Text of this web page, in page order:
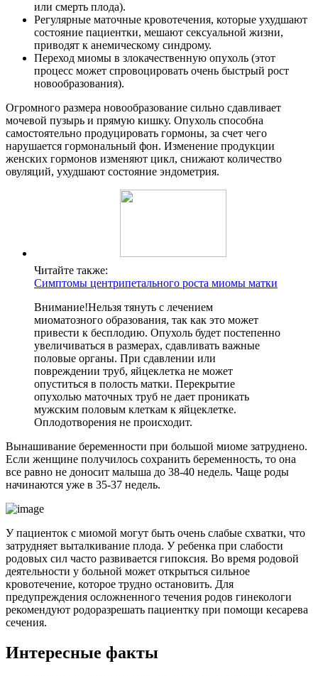
или смерть плода).
Регулярные маточные кровотечения, которые ухудшают
состояние пациентки, мешают сексуальной жизни,
приводят к анемическому синдрому.
Переход миомы в злокачественную опухоль (этот
процесс может спровоцировать очень быстрый рост
новообразования).
Огромного размера новообразование сильно сдавливает
мочевой пузырь и прямую кишку. Опухоль способна
самостоятельно продуцировать гормоны, за счет чего
нарушается гормональный фон. Изменение продукции
женских гормонов изменяют цикл, снижают количество
овуляций, ухудшают состояние эндометрия.
Читайте также:
Симптомы центрипетального роста миомы матки
Внимание!Нельзя тянуть с лечением
миоматозного образования, так как это может
привести к бесплодию. Опухоль будет постепенно
увеличиваться в размерах, сдавливать важные
половые органы. При сдавлении или
повреждении труб, яйцеклетка не может
опуститься в полость матки. Перекрытие
опухолью маточных труб не дает проникать
мужским половым клеткам к яйцеклетке.
Оплодотворения не происходит.
Вынашивание беременности при большой миоме затруднено.
Если женщине получилось сохранить беременность, то она
все равно не доносит малыша до 38-40 недель. Чаще роды
начинаются уже в 35-37 недель.
У пациенток с миомой могут быть очень слабые схватки, что
затрудняет выталкивание плода. У ребенка при слабости
родовых сил часто развивается гипоксия. Во время родовой
деятельности у больной может открыться сильное
кровотечение, которое трудно остановить. Для
предупреждения осложненного течения родов гинекологи
рекомендуют родоразрешать пациентку при помощи кесарева
сечения.
Интересные факты